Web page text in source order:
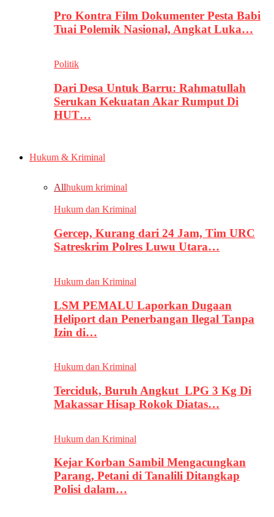
Pro Kontra Film Dokumenter Pesta Babi
Tuai Polemik Nasional, Angkat Luka…
Politik
Dari Desa Untuk Barru: Rahmatullah
Serukan Kekuatan Akar Rumput Di
HUT…
Hukum & Kriminal
Allhukum kriminal
Hukum dan Kriminal
Gercep, Kurang dari 24 Jam, Tim URC
Satreskrim Polres Luwu Utara…
Hukum dan Kriminal
LSM PEMALU Laporkan Dugaan
Heliport dan Penerbangan Ilegal Tanpa
Izin di…
Hukum dan Kriminal
Terciduk, Buruh Angkut LPG 3 Kg Di
Makassar Hisap Rokok Diatas…
Hukum dan Kriminal
Kejar Korban Sambil Mengacungkan
Parang, Petani di Tanalili Ditangkap
Polisi dalam…